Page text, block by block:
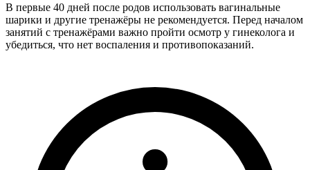
В первые 40 дней после родов использовать вагинальные
шарики и другие тренажёры не рекомендуется. Перед началом
занятий с тренажёрами важно пройти осмотр у гинеколога и
убедиться, что нет воспаления и противопоказаний.